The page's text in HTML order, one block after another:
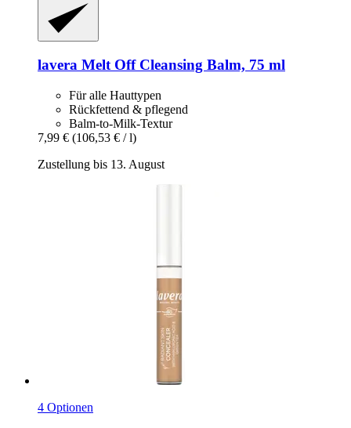
lavera Melt Off Cleansing Balm, 75 ml
Für alle Hauttypen
Rückfettend & pflegend
Balm-to-Milk-Textur
7,99 € (106,53 € / l)
Zustellung bis 13. August
4 Optionen